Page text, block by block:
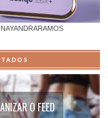
O FEED